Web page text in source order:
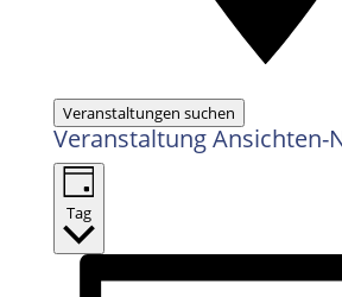
Veranstaltungen suchen
Veranstaltung Ansichten-
Tag